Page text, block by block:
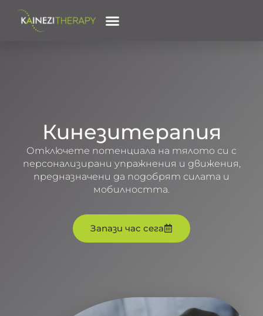
Кинезитерапия
Отключете потенциала на тялото си с
персонализирани упражнения и движения,
предназначени да подобрят силата и
мобилността.
Запази час сега